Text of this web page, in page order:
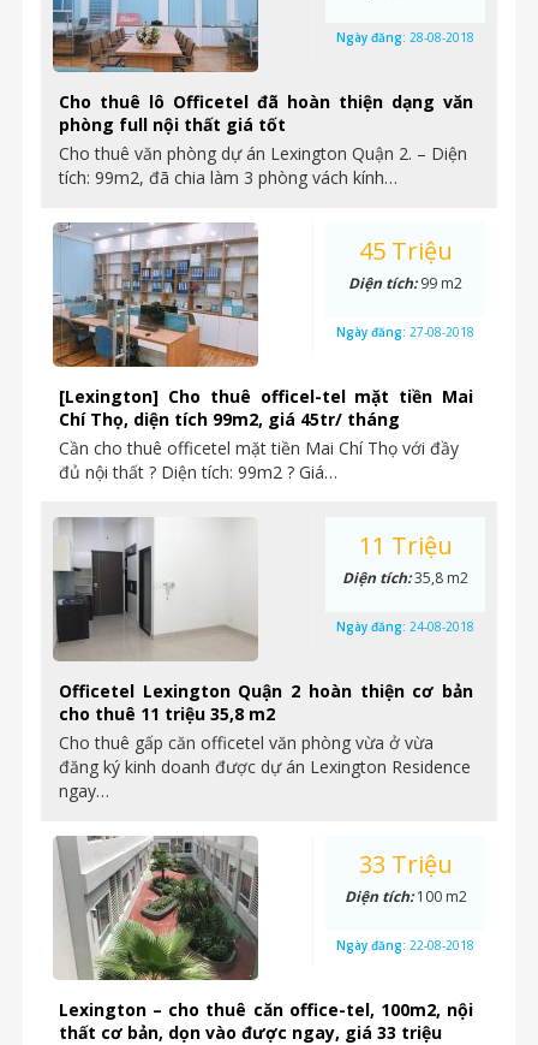
Cho thuê lô Officetel đã hoàn thiện dạng văn
phòng full nội thất giá tốt
Cho thuê văn phòng dự án Lexington Quận 2. – Diện
tích: 99m2, đã chia làm 3 phòng vách kính…
Ngày đăng: 28-08-2018
[Lexington] Cho thuê officel-tel mặt tiền Mai
Chí Thọ, diện tích 99m2, giá 45tr/ tháng
Cần cho thuê officetel mặt tiền Mai Chí Thọ với đầy
đủ nội thất ? Diện tích: 99m2 ? Giá…
45 Triệu
Diện tích:99 m2
Ngày đăng: 27-08-2018
Officetel Lexington Quận 2 hoàn thiện cơ bản
cho thuê 11 triệu 35,8 m2
Cho thuê gấp căn officetel văn phòng vừa ở vừa
đăng ký kinh doanh được dự án Lexington Residence
ngay…
11 Triệu
Diện tích:35,8 m2
Ngày đăng: 24-08-2018
Lexington – cho thuê căn office-tel, 100m2, nội
thất cơ bản, dọn vào được ngay, giá 33 triệu
33 Triệu
Diện tích:100 m2
Ngày đăng: 22-08-2018